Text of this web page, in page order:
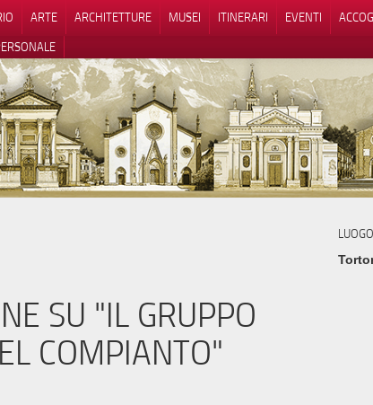
ARTE ARCHITETTURE MUSEI ITINERARI EVENTI
SU "IL GRUPPO
COMPIANTO"
LUOGO
Le tue